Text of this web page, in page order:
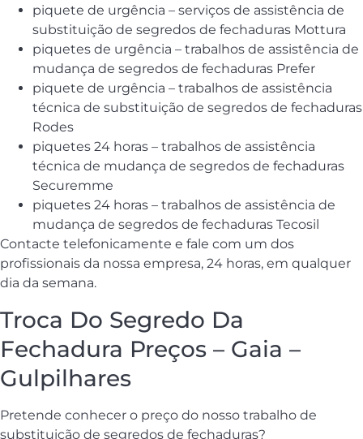
piquete de urgência – serviços de assistência de
substituição de segredos de fechaduras Mottura
piquetes de urgência – trabalhos de assistência de
mudança de segredos de fechaduras Prefer
piquete de urgência – trabalhos de assistência
técnica de substituição de segredos de fechaduras
Rodes
piquetes 24 horas – trabalhos de assistência
técnica de mudança de segredos de fechaduras
Securemme
piquetes 24 horas – trabalhos de assistência de
mudança de segredos de fechaduras Tecosil
Contacte telefonicamente e fale com um dos
profissionais da nossa empresa, 24 horas, em qualquer
dia da semana.
Troca Do Segredo Da
Fechadura Preços – Gaia –
Gulpilhares
Pretende conhecer o preço do nosso trabalho de
substituição de segredos de fechaduras?